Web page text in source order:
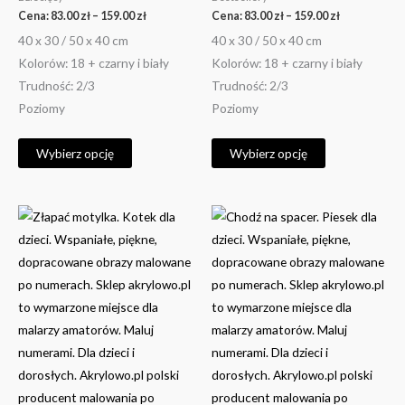
Cena: 83.00zł – 159.00zł
40 x 30 / 50 x 40 cm
Kolorów: 18 + czarny i biały
Trudność: 2/3
Poziomy
Wybierz opcję
Cena: 83.00zł – 159.00zł
40 x 30 / 50 x 40 cm
Kolorów: 18 + czarny i biały
Trudność: 2/3
Poziomy
Wybierz opcję
Ten
produkt
ma
wiele
wariantów.
Opcje
można
wybrać
na
Ten
produkt
ma
wiele
wariantów.
Opcje
można
wybrać
na